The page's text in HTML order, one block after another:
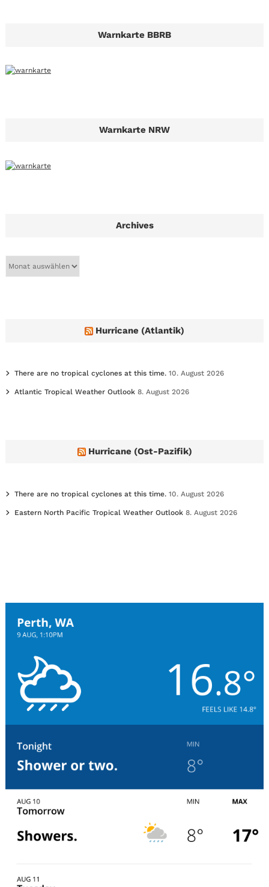
Warnkarte BBRB
Warnkarte NRW
Archives
Hurricane (Atlantik)
There are no tropical cyclones at this time. 10. August 2026
Atlantic Tropical Weather Outlook 8. August 2026
Hurricane (Ost-Pazifik)
There are no tropical cyclones at this time. 10. August 2026
Eastern North Pacific Tropical Weather Outlook 8. August 2026